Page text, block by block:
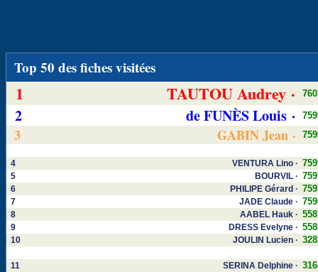
Top 50 des fiches visitées
1 TAUTOU Audrey ·
2 de FUNÈS Louis ·
3 GABIN Jean ·
4 VENTURA Lino ·
5 BOURVIL ·
6 PHILIPE Gérard ·
7 JADE Claude ·
8 AABEL Hauk ·
9 DRESS Evelyne ·
10 JOULIN Lucien ·
11 SERINA Delphine ·